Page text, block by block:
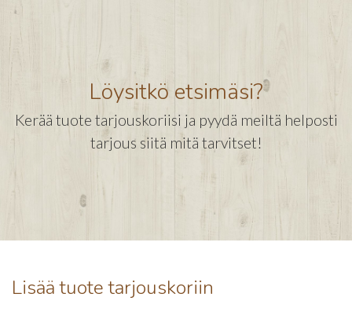
Löysitkö etsimäsi?
Kerää tuote tarjouskoriisi ja pyydä meiltä helposti
tarjous siitä mitä tarvitset!
Lisää tuote tarjouskoriin